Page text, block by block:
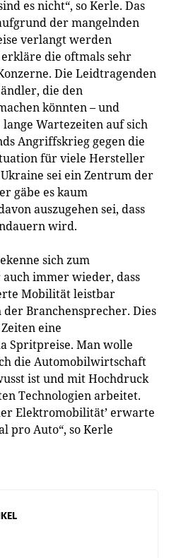
es nicht“, so Kerle. Das
der mangelnden
verlangt werden
die oftmals sehr
Die Leidtragenden
die den
könnten – und
Wartezeiten auf sich
Angriffskrieg gegen die
für viele Hersteller
sei ein Zentrum der
gäbe es kaum
auszugehen sei, dass
wird.
sich zum
immer wieder, dass
Mobilität leistbar
Branchensprecher. Dies
eine
Spritpreise. Man wolle
die Automobilwirtschaft
ist und mit Hochdruck
Technologien arbeitet.
Elektromobilität’ erwarte
pro Auto“, so Kerle